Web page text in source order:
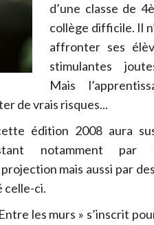
d’une classe de
collège difficile. Il
affronter ses
stimulantes
Mais
de vrais risques...
édition 2008 aura
notamment par
mais aussi par
celle-ci.
les murs » s’inscrit